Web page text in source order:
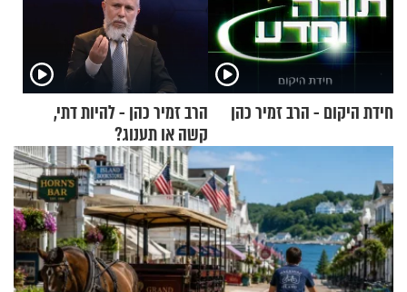
חידת היקום - הרב זמיר כהן
הרב זמיר כהן - להיות דתי,
קשה או תענוג?